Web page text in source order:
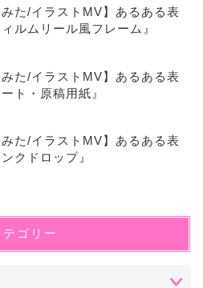
みた/イラストMV】あるある表
ルムリール風フレーム』
みた/イラストMV】あるある表
ト・原稿用紙』
みた/イラストMV】あるある表
クドロップ』
テゴリー